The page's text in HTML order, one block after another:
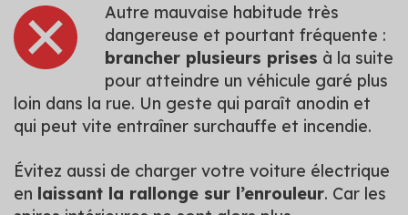
Autre mauvaise habitude très
dangereuse et pourtant fréquente :
brancher plusieurs prises à la suite
pour atteindre un véhicule garé plus
loin dans la rue. Un geste qui paraît anodin et
qui peut vite entraîner surchauffe et incendie.
Évitez aussi de charger votre voiture électrique
en laissant la rallonge sur l’enrouleur. Car les